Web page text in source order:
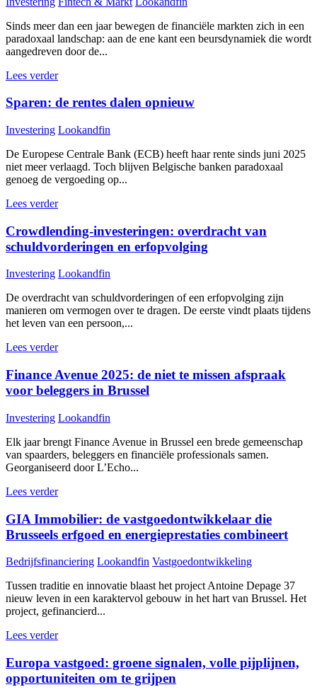
Sinds meer dan een jaar bewegen de financiële markten zich in een
paradoxaal landschap: aan de ene kant een beursdynamiek die wordt
aangedreven door de...
Lees verder
Sparen: de rentes dalen opnieuw
Investering Lookandfin
De Europese Centrale Bank (ECB) heeft haar rente sinds juni 2025
niet meer verlaagd. Toch blijven Belgische banken paradoxaal
genoeg de vergoeding op...
Lees verder
Crowdlending-investeringen: overdracht van
schuldvorderingen en erfopvolging
Investering Lookandfin
De overdracht van schuldvorderingen of een erfopvolging zijn
manieren om vermogen over te dragen. De eerste vindt plaats tijdens
het leven van een persoon,...
Lees verder
Finance Avenue 2025: de niet te missen afspraak
voor beleggers in Brussel
Investering Lookandfin
Elk jaar brengt Finance Avenue in Brussel een brede gemeenschap
van spaarders, beleggers en financiële professionals samen.
Georganiseerd door L’Echo...
Lees verder
GIA Immobilier: de vastgoedontwikkelaar die
Brusseels erfgoed en energieprestaties combineert
Bedrijfsfinanciering Lookandfin Vastgoedontwikkeling
Tussen traditie en innovatie blaast het project Antoine Depage 37
nieuw leven in een karaktervol gebouw in het hart van Brussel. Het
project, gefinancierd...
Lees verder
Europa vastgoed: groene signalen, volle pijplijnen,
opportuniteiten om te grijpen